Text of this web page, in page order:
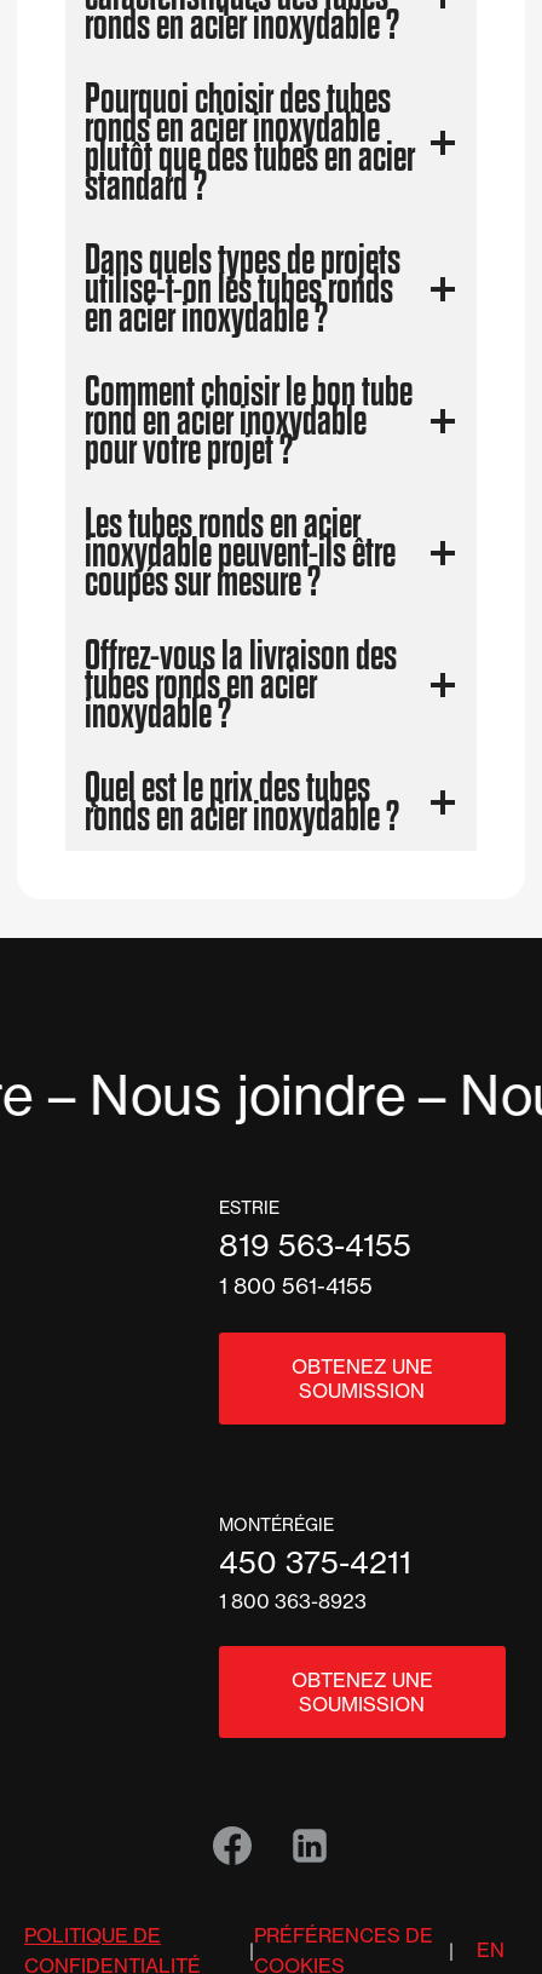
ronds en acier inoxydable ?
Pourquoi choisir des tubes
ronds en acier inoxydable
plutôt que des tubes en acier
standard ?
Dans quels types de projets
utilise-t-on les tubes ronds
en acier inoxydable ?
Comment choisir le bon tube
rond en acier inoxydable
pour votre projet ?
Les tubes ronds en acier
inoxydable peuvent-ils être
coupés sur mesure ?
Offrez-vous la livraison des
tubes ronds en acier
inoxydable ?
Quel est le prix des tubes
ronds en acier inoxydable ?
– Nous joindre–
ESTRIE
819 563-4155
1 800 561-4155
OBTENEZ UNE
SOUMISSION
MONTÉRÉGIE
450 375-4211
1 800 363-8923
OBTENEZ UNE
SOUMISSION
POLITIQUE DE
CONFIDENTIALITÉ
|
PRÉFÉRENCES DE
COOKIES
| EN